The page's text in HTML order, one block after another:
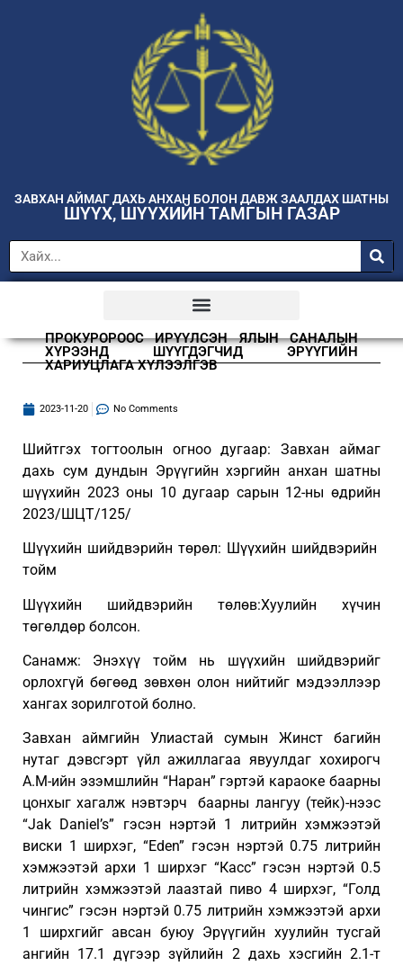
ЗАВХАН АЙМАГ ДАХЬ АНХАН БОЛОН ДАВЖ ЗААЛДАХ ШАТНЫ
ШҮҮХ, ШҮҮХИЙН ТАМГЫН ГАЗАР
ПРОКУРОРООС ИРҮҮЛСЭН ЯЛЫН САНАЛЫН
ХҮРЭЭНД ШҮҮГДЭГЧИД ЭРҮҮГИЙН
ХАРИУЦЛАГА ХҮЛЭЭЛГЭВ
2023-11-20 No Comments
Шийтгэх тогтоолын огноо дугаар: Завхан аймаг
дахь сум дундын Эрүүгийн хэргийн анхан шатны
шүүхийн 2023 оны 10 дугаар сарын 12-ны өдрийн
2023/ШЦТ/125/
Шүүхийн шийдвэрийн төрөл: Шүүхийн шийдвэрийн
тойм
Шүүхийн шийдвэрийн төлөв:Хуулийн хүчин
төгөлдөр болсон.
Санамж: Энэхүү тойм нь шүүхийн шийдвэрийг
орлохгүй бөгөөд зөвхөн олон нийтийг мэдээллээр
хангах зорилготой болно.
Завхан аймгийн Улиастай сумын Жинст багийн
нутаг дэвсгэрт үйл ажиллагаа явуулдаг хохирогч
А.М-ийн эзэмшлийн “Наран” гэртэй караоке баарны
цонхыг хагалж нэвтэрч баарны лангуу (тейк)-нээс
“Jak Daniel’s” гэсэн нэртэй 1 литрийн хэмжээтэй
виски 1 ширхэг, “Eden” гэсэн нэртэй 0.75 литрийн
хэмжээтэй архи 1 ширхэг “Касс” гэсэн нэртэй 0.5
литрийн хэмжээтэй лаазтай пиво 4 ширхэг, “Голд
чингис” гэсэн нэртэй 0.75 литрийн хэмжээтэй архи
1 ширхгийг авсан буюу Эрүүгийн хуулийн тусгай
ангийн 17.1 дүгээр зүйлийн 2 дахь хэсгийн 2.1-т